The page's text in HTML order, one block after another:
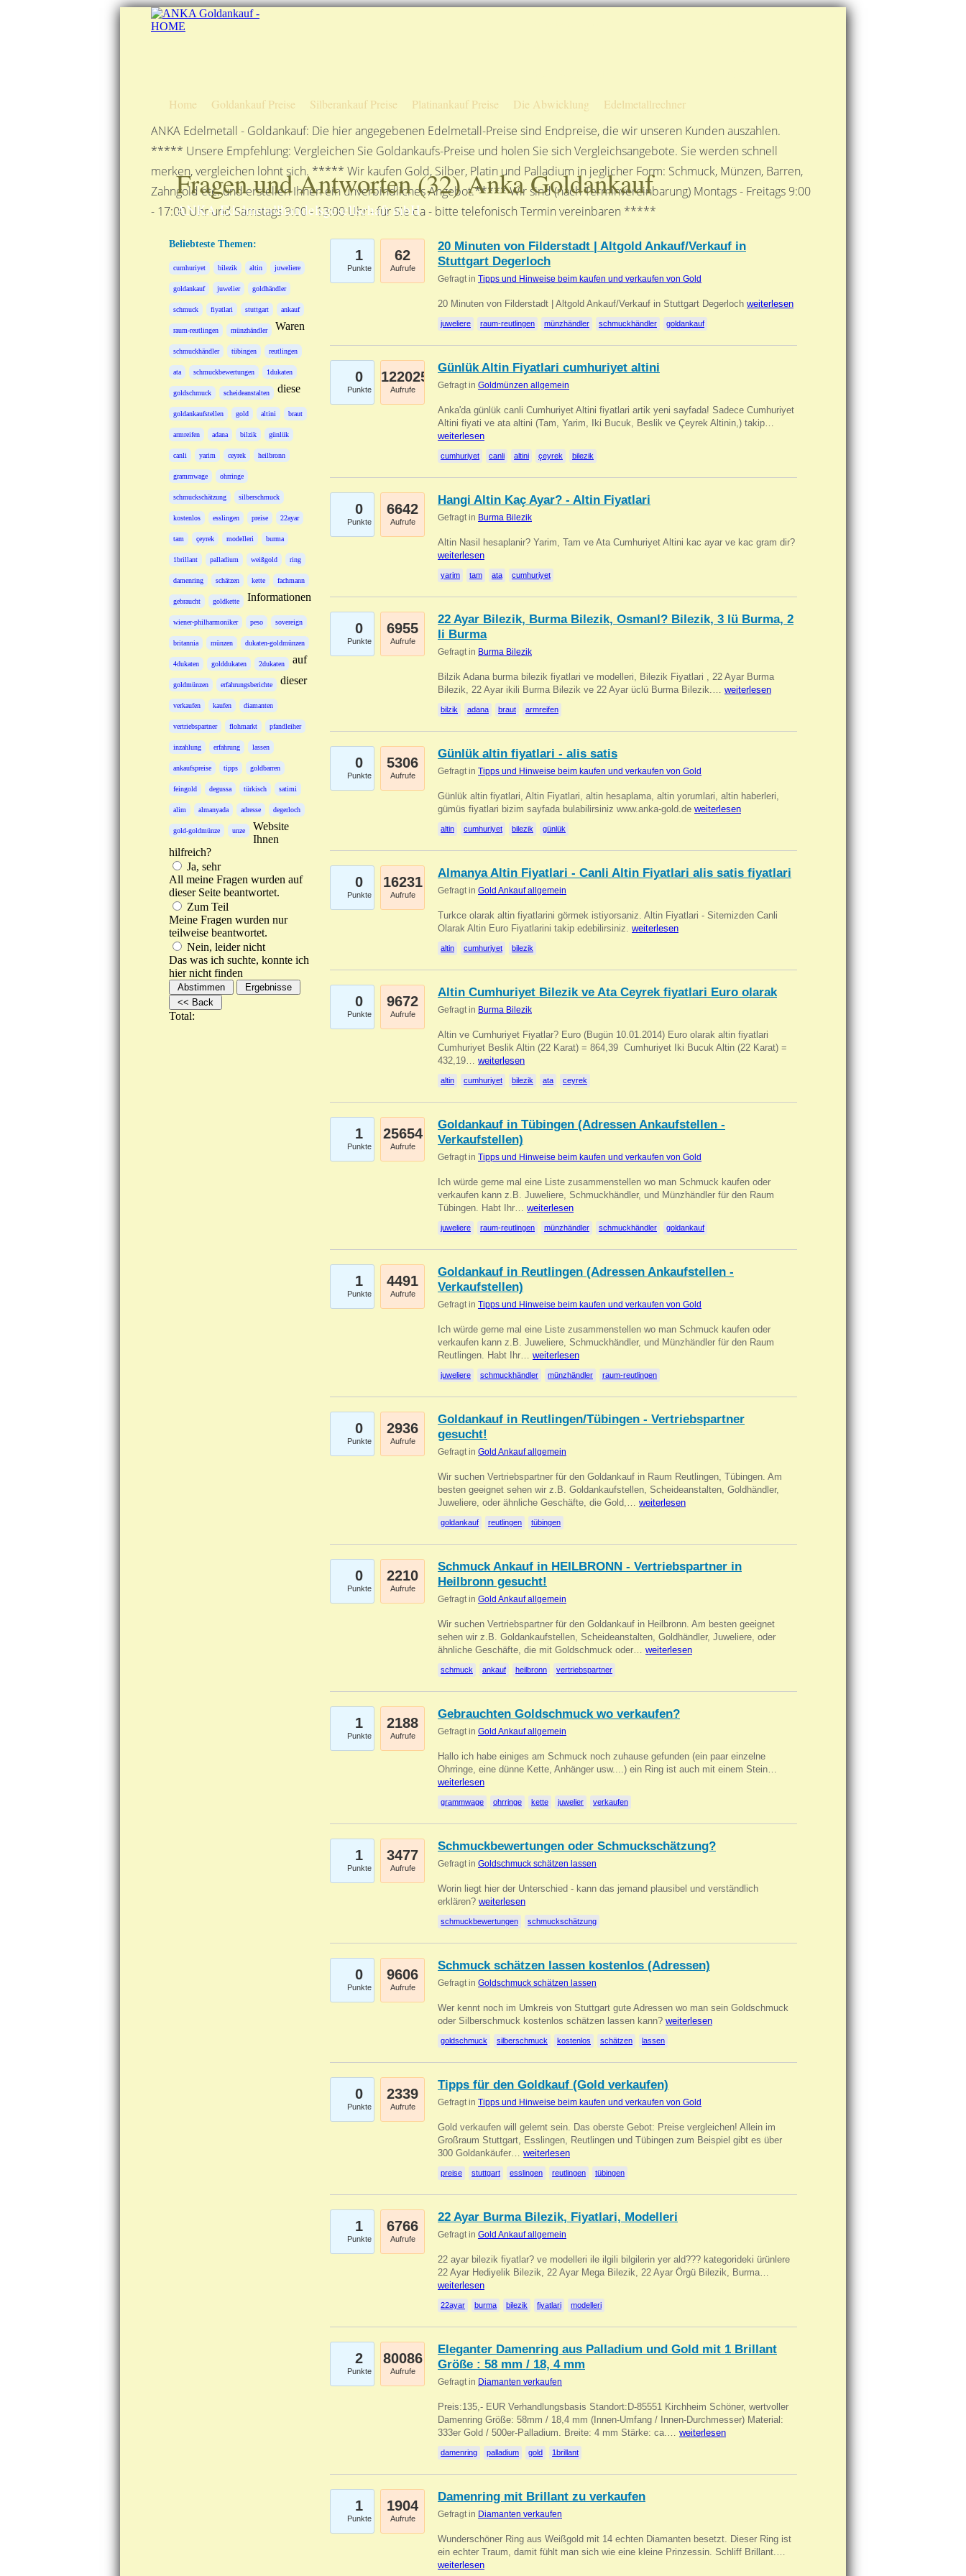
Home Goldankauf Preise Silberankauf Preise Platinankauf Preise Die Abwicklung Edelmetallrechner
ANKA Edelmetall - Goldankauf: Die hier angegebenen Edelmetall-Preise sind Endpreise, die wir unseren Kunden auszahlen.
***** Unsere Empfehlung: Vergleichen Sie Goldankaufs-Preise und holen Sie sich Vergleichsangebote. Sie werden schnell
merken, vergleichen lohnt sich. ***** Wir kaufen Gold, Silber, Platin und Palladium in jeglicher Form: Schmuck, Münzen, Barren,
Zahngold etc. und erstellen Ihnen ein unverbindliches Angebot.***** Wir sind (nach Terminvereinbarung) Montags - Freitags 9:00
- 17:00 Uhr und Samstags 9:00 - 13:00 Uhr - für Sie da - bitte telefonisch Termin vereinbaren *****
Fragen und Antworten (32) Anka Goldankauf
ANKA Edelmetallhandelsgesellschaft mbH
Beliebteste Themen:
cumhuriyet bilezik altin juweliere
goldankauf juwelier goldhändler
schmuck fiyatlari stuttgart ankauf
raum-reutlingen münzhändler
schmuckhändler tübingen reutlingen
ata schmuckbewertungen 1dukaten
goldschmuck scheideanstalten
goldankaufstellen gold altini braut
armreifen adana bilzik günlük
canli yarim ceyrek heilbronn
grammwage ohrringe
schmuckschätzung silberschmuck
kostenlos esslingen preise 22ayar
tam çeyrek modelleri burma
1brillant palladium weißgold ring
damenring schätzen kette fachmann
gebraucht goldkette
wiener-philharmoniker peso sovereign
britannia münzen dukaten-goldmünzen
4dukaten golddukaten 2dukaten
goldmünzen erfahrungsberichte
verkaufen kaufen diamanten
vertriebspartner flohmarkt pfandleiher
inzahlung erfahrung lassen
ankaufspreise tipps goldbarren
feingold degussa türkisch satimi
alim almanyada adresse degerloch
gold-goldmünze unze
Waren
diese
Informationen
auf
dieser
Website
Ihnen
hilfreich?
Ja, sehr
All meine Fragen wurden auf
dieser Seite beantwortet.
Zum Teil
Meine Fragen wurden nur
teilweise beantwortet.
Nein, leider nicht
Das was ich suchte, konnte ich
hier nicht finden
Total:
1
Punkte
62
Aufrufe
20 Minuten von Filderstadt | Altgold Ankauf/Verkauf in
Stuttgart Degerloch
Gefragt in Tipps und Hinweise beim kaufen und verkaufen von Gold
20 Minuten von Filderstadt | Altgold Ankauf/Verkauf in Stuttgart Degerloch weiterlesen
juweliere raum-reutlingen münzhändler schmuckhändler goldankauf
0
Punkte
122025
Aufrufe
Günlük Altin Fiyatlari cumhuriyet altini
Gefragt in Goldmünzen allgemein
Anka'da günlük canli Cumhuriyet Altini fiyatlari artik yeni sayfada! Sadece Cumhuriyet
Altini fiyati ve ata altini (Tam, Yarim, Iki Bucuk, Beslik ve Çeyrek Altinin,) takip…
weiterlesen
cumhuriyet canli altini çeyrek bilezik
0
Punkte
6642
Aufrufe
Hangi Altin Kaç Ayar? - Altin Fiyatlari
Gefragt in Burma Bilezik
Altin Nasil hesaplanir? Yarim, Tam ve Ata Cumhuriyet Altini kac ayar ve kac gram dir?
weiterlesen
yarim tam ata cumhuriyet
0
Punkte
6955
Aufrufe
22 Ayar Bilezik, Burma Bilezik, Osmanl? Bilezik, 3 lü Burma, 2
li Burma
Gefragt in Burma Bilezik
Bilzik Adana burma bilezik fiyatlari ve modelleri, Bilezik Fiyatlari , 22 Ayar Burma
Bilezik, 22 Ayar ikili Burma Bilezik ve 22 Ayar üclü Burma Bilezik.… weiterlesen
bilzik adana braut armreifen
0
Punkte
5306
Aufrufe
Günlük altin fiyatlari - alis satis
Gefragt in Tipps und Hinweise beim kaufen und verkaufen von Gold
Günlük altin fiyatlari, Altin Fiyatlari, altin hesaplama, altin yorumlari, altin haberleri,
gümüs fiyatlari bizim sayfada bulabilirsiniz www.anka-gold.de weiterlesen
altin cumhuriyet bilezik günlük
0
Punkte
16231
Aufrufe
Almanya Altin Fiyatlari - Canli Altin Fiyatlari alis satis fiyatlari
Gefragt in Gold Ankauf allgemein
Turkce olarak altin fiyatlarini görmek istiyorsaniz. Altin Fiyatlari - Sitemizden Canli
Olarak Altin Euro Fiyatlarini takip edebilirsiniz. weiterlesen
altin cumhuriyet bilezik
0
Punkte
9672
Aufrufe
Altin Cumhuriyet Bilezik ve Ata Ceyrek fiyatlari Euro olarak
Gefragt in Burma Bilezik
Altin ve Cumhuriyet Fiyatlar? Euro (Bugün 10.01.2014) Euro olarak altin fiyatlari
Cumhuriyet Beslik Altin (22 Karat) = 864,39  Cumhuriyet Iki Bucuk Altin (22 Karat) =
432,19… weiterlesen
altin cumhuriyet bilezik ata ceyrek
1
Punkte
25654
Aufrufe
Goldankauf in Tübingen (Adressen Ankaufstellen -
Verkaufstellen)
Gefragt in Tipps und Hinweise beim kaufen und verkaufen von Gold
Ich würde gerne mal eine Liste zusammenstellen wo man Schmuck kaufen oder
verkaufen kann z.B. Juweliere, Schmuckhändler, und Münzhändler für den Raum
Tübingen. Habt Ihr… weiterlesen
juweliere raum-reutlingen münzhändler schmuckhändler goldankauf
1
Punkte
4491
Aufrufe
Goldankauf in Reutlingen (Adressen Ankaufstellen -
Verkaufstellen)
Gefragt in Tipps und Hinweise beim kaufen und verkaufen von Gold
Ich würde gerne mal eine Liste zusammenstellen wo man Schmuck kaufen oder
verkaufen kann z.B. Juweliere, Schmuckhändler, und Münzhändler für den Raum
Reutlingen. Habt Ihr… weiterlesen
juweliere schmuckhändler münzhändler raum-reutlingen
0
Punkte
2936
Aufrufe
Goldankauf in Reutlingen/Tübingen - Vertriebspartner
gesucht!
Gefragt in Gold Ankauf allgemein
Wir suchen Vertriebspartner für den Goldankauf in Raum Reutlingen, Tübingen. Am
besten geeignet sehen wir z.B. Goldankaufstellen, Scheideanstalten, Goldhändler,
Juweliere, oder ähnliche Geschäfte, die Gold,… weiterlesen
goldankauf reutlingen tübingen
0
Punkte
2210
Aufrufe
Schmuck Ankauf in HEILBRONN - Vertriebspartner in
Heilbronn gesucht!
Gefragt in Gold Ankauf allgemein
Wir suchen Vertriebspartner für den Goldankauf in Heilbronn. Am besten geeignet
sehen wir z.B. Goldankaufstellen, Scheideanstalten, Goldhändler, Juweliere, oder
ähnliche Geschäfte, die mit Goldschmuck oder… weiterlesen
schmuck ankauf heilbronn vertriebspartner
1
Punkte
2188
Aufrufe
Gebrauchten Goldschmuck wo verkaufen?
Gefragt in Gold Ankauf allgemein
Hallo ich habe einiges am Schmuck noch zuhause gefunden (ein paar einzelne
Ohrringe, eine dünne Kette, Anhänger usw....) ein Ring ist auch mit einem Stein…
weiterlesen
grammwage ohrringe kette juwelier verkaufen
1
Punkte
3477
Aufrufe
Schmuckbewertungen oder Schmuckschätzung?
Gefragt in Goldschmuck schätzen lassen
Worin liegt hier der Unterschied - kann das jemand plausibel und verständlich
erklären? weiterlesen
schmuckbewertungen schmuckschätzung
0
Punkte
9606
Aufrufe
Schmuck schätzen lassen kostenlos (Adressen)
Gefragt in Goldschmuck schätzen lassen
Wer kennt noch im Umkreis von Stuttgart gute Adressen wo man sein Goldschmuck
oder Silberschmuck kostenlos schätzen lassen kann? weiterlesen
goldschmuck silberschmuck kostenlos schätzen lassen
0
Punkte
2339
Aufrufe
Tipps für den Goldkauf (Gold verkaufen)
Gefragt in Tipps und Hinweise beim kaufen und verkaufen von Gold
Gold verkaufen will gelernt sein. Das oberste Gebot: Preise vergleichen! Allein im
Großraum Stuttgart, Esslingen, Reutlingen und Tübingen zum Beispiel gibt es über
300 Goldankäufer… weiterlesen
preise stuttgart esslingen reutlingen tübingen
1
Punkte
6766
Aufrufe
22 Ayar Burma Bilezik, Fiyatlari, Modelleri
Gefragt in Gold Ankauf allgemein
22 ayar bilezik fiyatlar? ve modelleri ile ilgili bilgilerin yer ald??? kategorideki ürünlere
22 Ayar Hediyelik Bilezik, 22 Ayar Mega Bilezik, 22 Ayar Örgü Bilezik, Burma…
weiterlesen
22ayar burma bilezik fiyatlari modelleri
2
Punkte
80086
Aufrufe
Eleganter Damenring aus Palladium und Gold mit 1 Brillant
Größe : 58 mm / 18, 4 mm
Gefragt in Diamanten verkaufen
Preis:135,- EUR Verhandlungsbasis Standort:D-85551 Kirchheim Schöner, wertvoller
Damenring Größe: 58mm / 18,4 mm (Innen-Umfang / Innen-Durchmesser) Material:
333er Gold / 500er-Palladium. Breite: 4 mm Stärke: ca.… weiterlesen
damenring palladium gold 1brillant
1
Punkte
1904
Aufrufe
Damenring mit Brillant zu verkaufen
Gefragt in Diamanten verkaufen
Wunderschöner Ring aus Weißgold mit 14 echten Diamanten besetzt. Dieser Ring ist
ein echter Traum, damit fühlt man sich wie eine kleine Prinzessin. Schliff Brillant.…
weiterlesen